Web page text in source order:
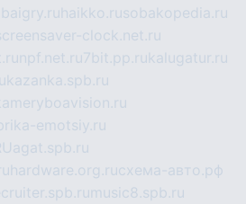
haikko.rusobakopedia.ru
clock.net.ru
npf.net.ru 7bit.pp.rukalugatur.ru
kazanka.spb.ru
emotsiy.ru
agat.spb.ru
hardware.org.ruсхема-авто.рф
music8.spb.ru